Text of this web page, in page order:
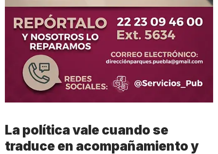
La política vale cuando se
traduce en acompañamiento y